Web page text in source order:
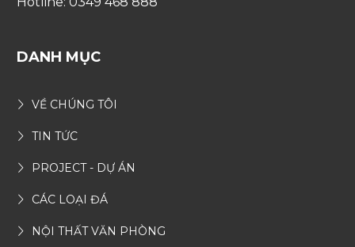
DANH MỤC
VỀ CHÚNG TÔI
TIN TỨC
PROJECT - DỰ ÁN
CÁC LOẠI ĐÁ
NỘI THẤT VĂN PHÒNG